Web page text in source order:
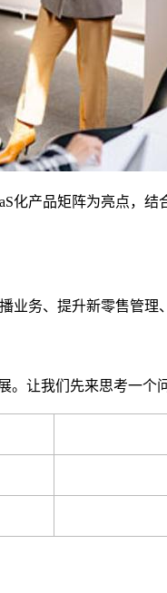
化产品矩阵为亮点，
业务、提升新零售管
。让我们先来思考一个